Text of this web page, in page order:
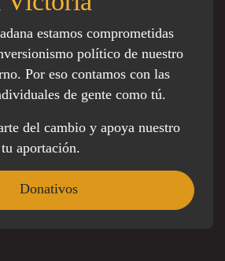
estamos comprometidas
político de nuestro
Por eso contamos con las
de gente como tú.
del cambio y apoya nuestro
aportación.
Donativos